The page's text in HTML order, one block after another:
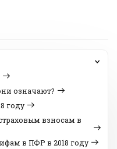
означают?
году
взносам в
в ПФР в 2018 году